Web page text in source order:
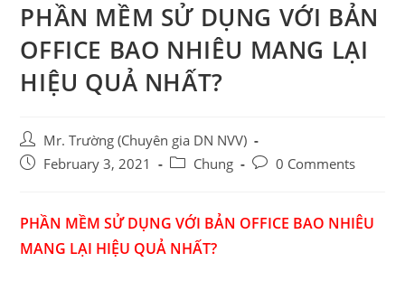
PHẦN MỀM SỬ DỤNG VỚI BẢN
OFFICE BAO NHIÊU MANG LẠI
HIỆU QUẢ NHẤT?
Post
author:
Mr. Trường (Chuyên gia DN NVV)
PostFebruary 3, 2021
PostChung
Post0 Comments
PHẦN MỀM SỬ DỤNG VỚI BẢN OFFICE BAO NHIÊU
MANG LẠI HIỆU QUẢ NHẤT?